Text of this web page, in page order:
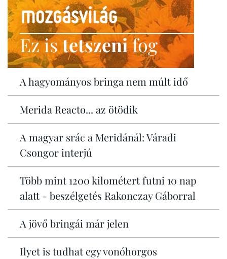
Ez istetszenifog
A hagyományos bringa nem múlt idő
Merida Reacto... az ötödik
A magyar srác a Meridánál: Váradi
Csongor interjú
Több mint 1200 kilométert futni 10 nap
alatt - beszélgetés Rakonczay Gáborral
A jövő bringái már jelen
Ilyet is tudhat egy vonóhorgos